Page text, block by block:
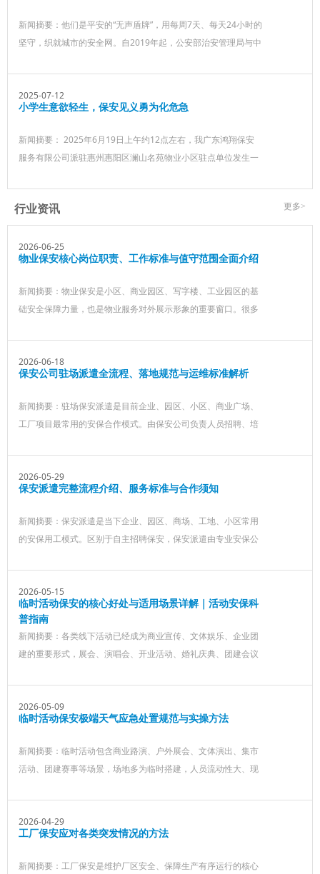
新闻摘要：他们是平安的“无声盾牌”，用‌每周7天、每天24小时‌的
坚守，织就城市的安全网。自2019年起，公安部治安管理局与中
平凡岗位上不平凡的守护力量。 遍布全国的六百多万保安人员，
用最朴素的实际行动服务社会经 济发展，守护着千家万户的安
全，为无数企业保驾护航。回顾‌值得铭记的数字，饱含无数安保
2025-07-12
小学生意欲轻生，保安见义勇为化危急
新闻摘要： 2025年6月19日上午约12点左右，我广东鸿翔保安
服务有限公司派驻惠州惠阳区澜山名苑物业小区驻点单位发生一
关键时刻，我司驻点单位保安队长刘峰及班长彭远军迅速响应，
第一时间赶赴现场。他们凭借过硬的专业素养与丰富的处突经
验，耐心的对情绪极端的孩子进行极力劝阻与心理安抚，最终将
成功将孩子带离危险区域。
更多>
行业资讯
2026-06-25
物业保安核心岗位职责、工作标准与值守范围全面介绍
新闻摘要：物业保安是小区、商业园区、写字楼、工业园区的基
础安全保障力量，也是物业服务对外展示形象的重要窗口。很多
保安的工作职责覆盖安防巡查、秩序维护、隐患排查、应急处
置、便民服务等多个维度。规范的保安值守能够有效降低园区安
全风险，保障业主人身财产安全，维持园区日常运行秩序
2026-06-18
保安公司驻场派遣全流程、落地规范与运维标准解析
新闻摘要：驻场保安派遣是目前企业、园区、小区、商业广场、
工厂项目最常用的安保合作模式。由保安公司负责人员招聘、培
低企业人事管理压力，提升安保服务专业性和规范性。正规的驻
场派遣流程可以保障人员稳定、服务标准统一、安保责任清晰
2026-05-29
保安派遣完整流程介绍、服务标准与合作须知
新闻摘要：保安派遣是当下企业、园区、商场、工地、小区常用
的安保用工模式。区别于自主招聘保安，保安派遣由专业安保公
场管理
2026-05-15
临时活动保安的核心好处与适用场景详解｜活动安保科
普指南
新闻摘要：各类线下活动已经成为商业宣传、文体娱乐、企业团
建的重要形式，展会、演唱会、开业活动、婚礼庆典、团建会议
拥挤、外来人员闯入、物品遗失等问题。安保工作是活动顺利开
展的核心保障
2026-05-09
临时活动保安极端天气应急处置规范与实操方法
新闻摘要：临时活动包含商业路演、户外展会、文体演出、集市
活动、团建赛事等场景，场地多为临时搭建，人员流动性大、现
的特点，容易引发人员拥挤踩踏、设施倒塌、人员摔伤、积水受
困等安全事故。临时活动保安作为现场安全防控的核心力量，需
要具备快速识别天气风险、规范处置险情、有序疏散人群的能力
2026-04-29
工厂保安应对各类突发情况的方法
新闻摘要：工厂保安是维护厂区安全、保障生产有序运行的核心